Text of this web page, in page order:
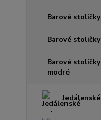
Barové
Barové
Barové
modré